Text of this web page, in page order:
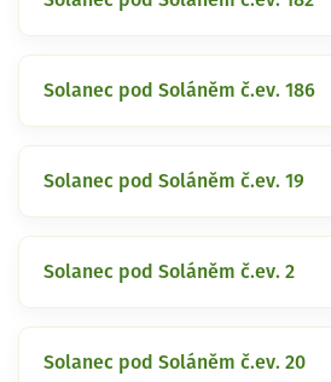
Solanec pod Soláněm č.ev. 186
Solanec pod Soláněm č.ev. 19
Solanec pod Soláněm č.ev. 2
Solanec pod Soláněm č.ev. 20